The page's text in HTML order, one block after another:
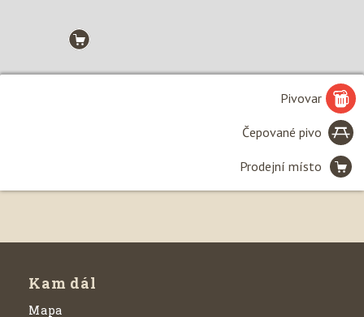
Pivovar
Čepované pivo
Prodejní místo
Kam dál
Mapa